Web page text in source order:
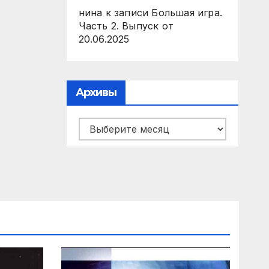
нина к записи Большая игра.
Часть 2. Выпуск от
20.06.2025
Архивы
Архивы